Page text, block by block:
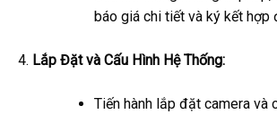
báo giá chi tiết và ký kết hợp
Lắp Đặt và Cấu Hình Hệ Thống:
Tiến hành lắp đặt camera và